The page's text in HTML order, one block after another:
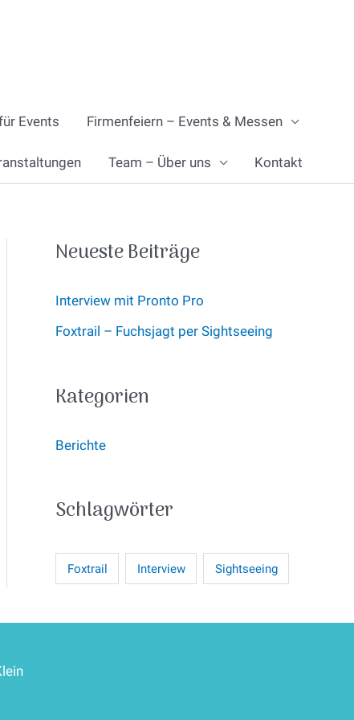
Events Firmenfeiern – Events & Messen
Team – Über uns Kontakt
Neueste Beiträge
Interview mit Pronto Pro
Foxtrail – Fuchsjagt per Sightseeing
Kategorien
Berichte
Schlagwörter
Foxtrail Interview Sightseeing